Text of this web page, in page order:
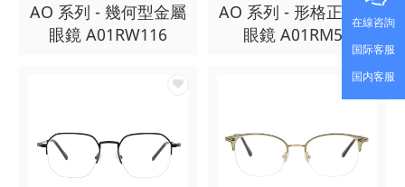
在線咨詢
国际客服
国内客服
AO 系列 - 幾何型金屬
眼鏡 A01RW116
AO 系列 - 形格正方形
眼鏡 A01RM56